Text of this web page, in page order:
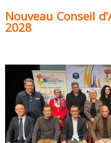
Nouveau Conseil
2028